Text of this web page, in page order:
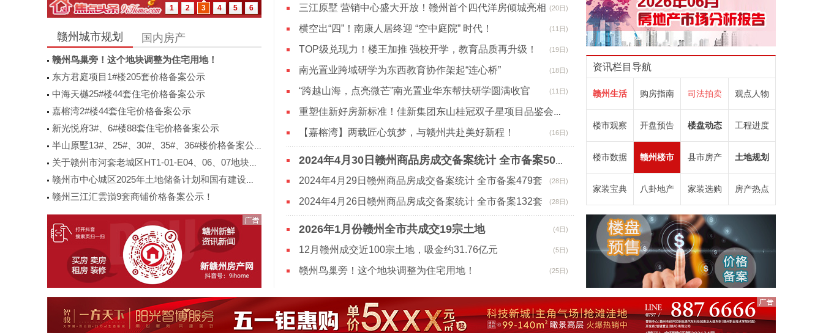
1 2 3 4 5 6
赣州城市规划 国内房产
赣州鸟巢旁！这个地块调整为住宅用地！
东方君庭项目1#楼205套价格备案公示
中海天樾25#楼44套住宅价格备案公示
嘉榕湾2#楼44套住宅价格备案公示
新光悦府3#、6#楼88套住宅价格备案公示
半山原墅13#、25#、30#、35#、36#楼价格备案公示
关于赣州市河套老城区HT1-01-E04、06、07地块规划调整事项的公示公告
赣州市中心城区2025年土地储备计划和国有建设用地供应计划
赣州三江汇雲嵿9套商铺价格备案公示！
三江原墅 营销中心盛大开放！赣州首个四代洋房倾城亮相 (20日)
横空出“四”！南康人居终迎 “空中庭院” 时代！ (11日)
TOP级兑现力！楼王加推 强校开学，教育品质再升级！ (19日)
南光置业跨域研学为东西教育协作架起“连心桥” (18日)
“跨越山海，点亮微芒”南光置业华东帮扶研学圆满收官 (11日)
重塑佳新好房新标准！佳新集团东山桂冠双子星项目品鉴会圆满举办！
(11日)
【嘉榕湾】两载匠心筑梦，与赣州共赴美好新程！ (16日)
2024年4月30日赣州商品房成交备案统计 全市备案502套
(28日)
2024年4月29日赣州商品房成交备案统计 全市备案479套 (28日)
2024年4月26日赣州商品房成交备案统计 全市备案132套 (28日)
2026年1月份赣州全市共成交19宗土地 (4日)
12月赣州成交近100宗土地，吸金约31.76亿元 (5日)
赣州鸟巢旁！这个地块调整为住宅用地！ (25日)
资讯栏目导航
赣州生活 购房指南 司法拍卖 观点人物
楼市观察 开盘预告 楼盘动态 工程进度
楼市数据 赣州楼市 县市房产 土地规划
家装宝典 八卦地产 家装选购 房产热点